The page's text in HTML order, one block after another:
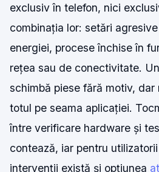
exclusiv în telefon, nici
combinația lor: setări
energiei, procese închise în
rețea sau de conectivitate.
schimbă piese fără motiv,
totul pe seama aplicației.
între verificare hardware și
contează, iar pentru
intervenții există și opțiunea